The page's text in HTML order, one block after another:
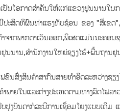
ປັນໂອກາດສຳຄັນໃຫ້ແກ່ແຂວງຢຸນນານໃ
ປະສິດທິຜົນທ່າແຮງທັບຊ້ອນ ຂອງ "ສີ່ເ
ຈາກພາກຕາເວັນອອກ,ພິເສດແມ່ນນະຄອ
ຢຸນນານ,ສໍານັກງານໃຫຍ່ຊຽງໄຮ້+ພື້ນຖາ
ຟຂົນສົ່ງສິນຄ້າສາກົນສາຍທຳອິດລະຫວ່າ
າພາຍໃນແລະຕ່າງປະເທດຕາມທາງລົດ
ປຸງບັນດາກໍລະນີການເຊື່ອມໂຍງແບບເດີມ